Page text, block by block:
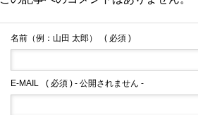
名前（例：山田 太郎） ( 必須 )
E-MAIL ( 必須 ) - 公開されません -